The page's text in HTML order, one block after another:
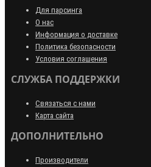
Для парсинга
О нас
Информация о доставке
Политика безопасности
Условия соглашения
СЛУЖБА ПОДДЕРЖКИ
Связаться с нами
Карта сайта
ДОПОЛНИТЕЛЬНО
Производители